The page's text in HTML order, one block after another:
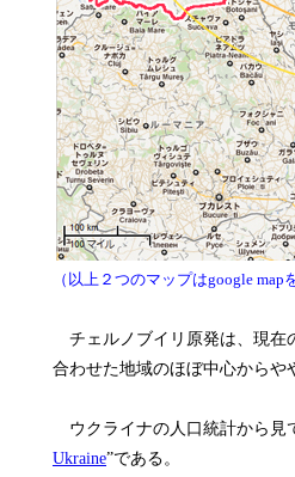
（以上２つのマップはgoogle
チェルノブイリ原発は、現在
合わせた地域のほぼ中心からや
ウクライナの人口統計から見
Ukraine”である。